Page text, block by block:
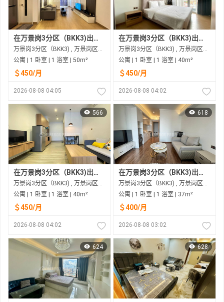
在万景岗3分区（BKK3)出租的公寓
万景岗3分区（BKK3) , 万景岗区（BKK) , 金边市
公寓 | 1 卧室 | 1 浴室 | 50m²
＄450/月
2026-08-08 04:05
在万景岗3分区（BKK3)出租的公寓
万景岗3分区（BKK3) , 万景岗区（BKK) , 金边市
公寓 | 1 卧室 | 1 浴室 | 40m²
＄450/月
2026-08-08 04:02
566
在万景岗3分区（BKK3)出租的公寓
万景岗3分区（BKK3) , 万景岗区（BKK) , 金边市
公寓 | 1 卧室 | 1 浴室 | 40m²
＄450/月
2026-08-08 04:02
618
在万景岗3分区（BKK3)出租的公寓
万景岗3分区（BKK3) , 万景岗区（BKK) , 金边市
公寓 | 1 卧室 | 1 浴室 | 37m²
＄400/月
2026-08-08 03:02
624 628